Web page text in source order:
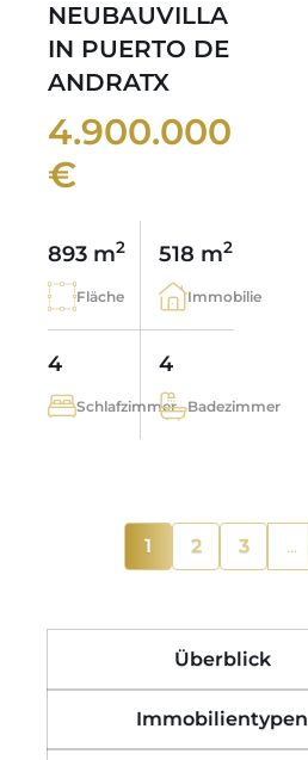
NEUBAUVILLA
IN PUERTO DE
ANDRATX
4.900.000
€
893 m2
Fläche
518 m2
Immobilie
4
Schlafzimmer
4
Badezimmer
1 2 3 ...
Überblick
Immobilientypen